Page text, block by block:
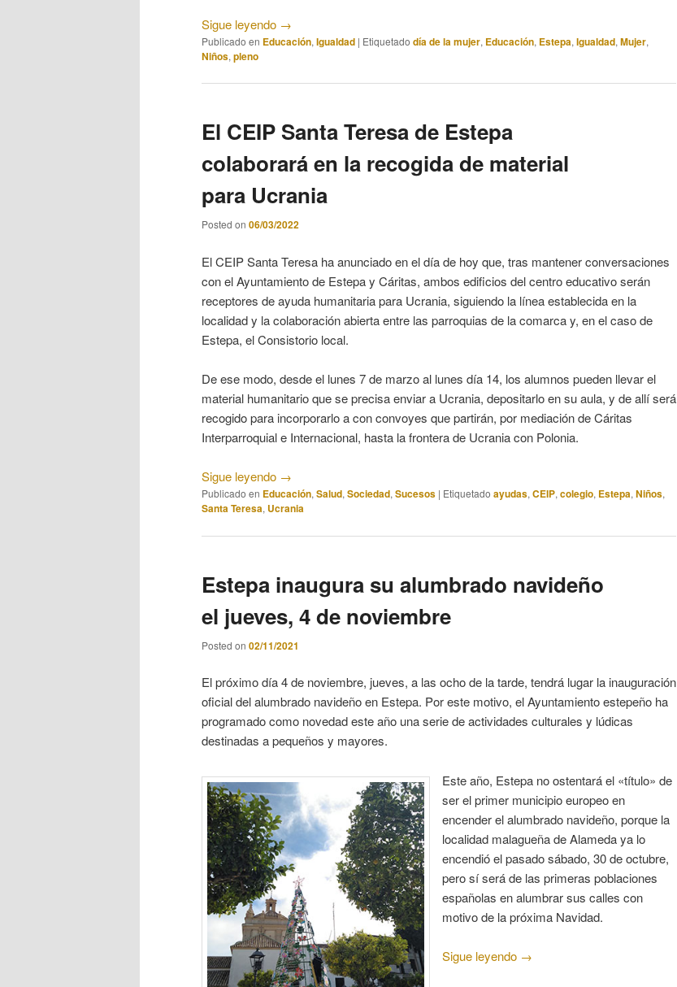
Sigue leyendo →
Publicado en Educación, Igualdad | Etiquetado día de la mujer, Educación, Estepa, Igualdad, Mujer,
Niños, pleno
El CEIP Santa Teresa de Estepa
colaborará en la recogida de material
para Ucrania
Posted on 06/03/2022
El CEIP Santa Teresa ha anunciado en el día de hoy que, tras mantener conversaciones
con el Ayuntamiento de Estepa y Cáritas, ambos edificios del centro educativo serán
receptores de ayuda humanitaria para Ucrania, siguiendo la línea establecida en la
localidad y la colaboración abierta entre las parroquias de la comarca y, en el caso de
Estepa, el Consistorio local.
De ese modo, desde el lunes 7 de marzo al lunes día 14, los alumnos pueden llevar el
material humanitario que se precisa enviar a Ucrania, depositarlo en su aula, y de allí será
recogido para incorporarlo a con convoyes que partirán, por mediación de Cáritas
Interparroquial e Internacional, hasta la frontera de Ucrania con Polonia.
Sigue leyendo →
Publicado en Educación, Salud, Sociedad, Sucesos | Etiquetado ayudas, CEIP, colegio, Estepa, Niños,
Santa Teresa, Ucrania
Estepa inaugura su alumbrado navideño
el jueves, 4 de noviembre
Posted on 02/11/2021
El próximo día 4 de noviembre, jueves, a las ocho de la tarde, tendrá lugar la inauguración
oficial del alumbrado navideño en Estepa. Por este motivo, el Ayuntamiento estepeño ha
programado como novedad este año una serie de actividades culturales y lúdicas
destinadas a pequeños y mayores.
Este año, Estepa no ostentará el «título» de
ser el primer municipio europeo en
encender el alumbrado navideño, porque la
localidad malagueña de Alameda ya lo
encendió el pasado sábado, 30 de octubre,
pero sí será de las primeras poblaciones
españolas en alumbrar sus calles con
motivo de la próxima Navidad.
Sigue leyendo →